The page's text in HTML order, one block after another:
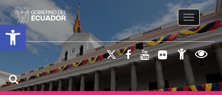
Open toolbar
Toggle